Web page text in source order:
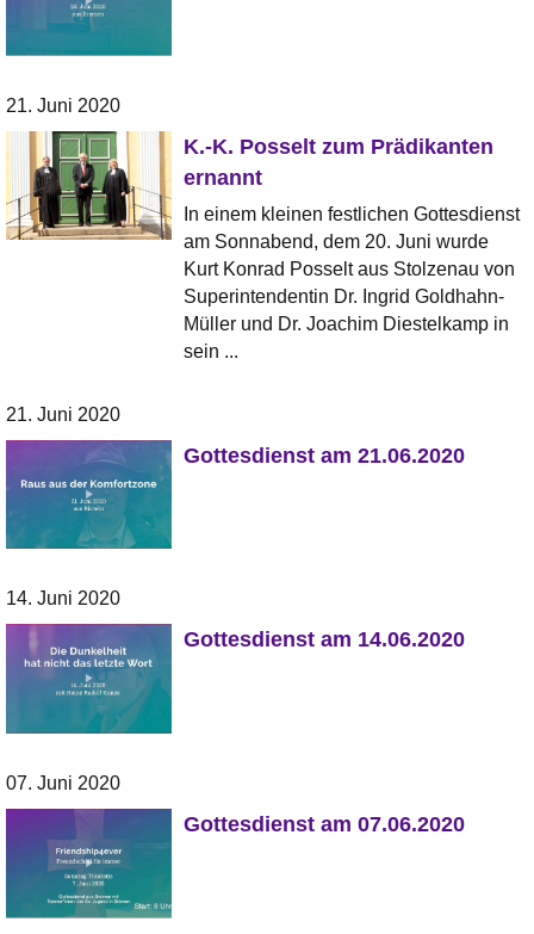
21. Juni 2020
K.-K. Posselt zum Prädikanten
ernannt
In einem kleinen festlichen Gottesdienst
am Sonnabend, dem 20. Juni wurde
Kurt Konrad Posselt aus Stolzenau von
Superintendentin Dr. Ingrid Goldhahn-
Müller und Dr. Joachim Diestelkamp in
sein ...
21. Juni 2020
Gottesdienst am 21.06.2020
14. Juni 2020
Gottesdienst am 14.06.2020
07. Juni 2020
Gottesdienst am 07.06.2020